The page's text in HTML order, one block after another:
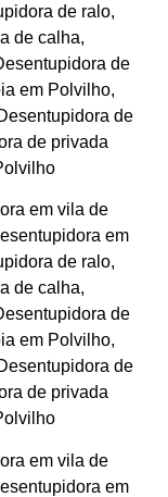
de ralo,
de calha,
de
em Polvilho,
de
de privada
em vila de
em
de ralo,
de calha,
de
em Polvilho,
de
de privada
em vila de
em